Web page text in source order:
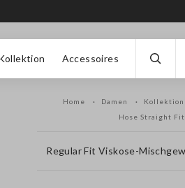
Accessoires
Home Damen Kollektion
Hose Straight Fit
Regular Fit Viskose-